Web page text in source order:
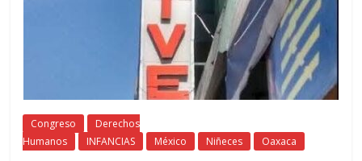
Congreso
Derechos
Humanos
INFANCIAS México Niñeces Oaxaca